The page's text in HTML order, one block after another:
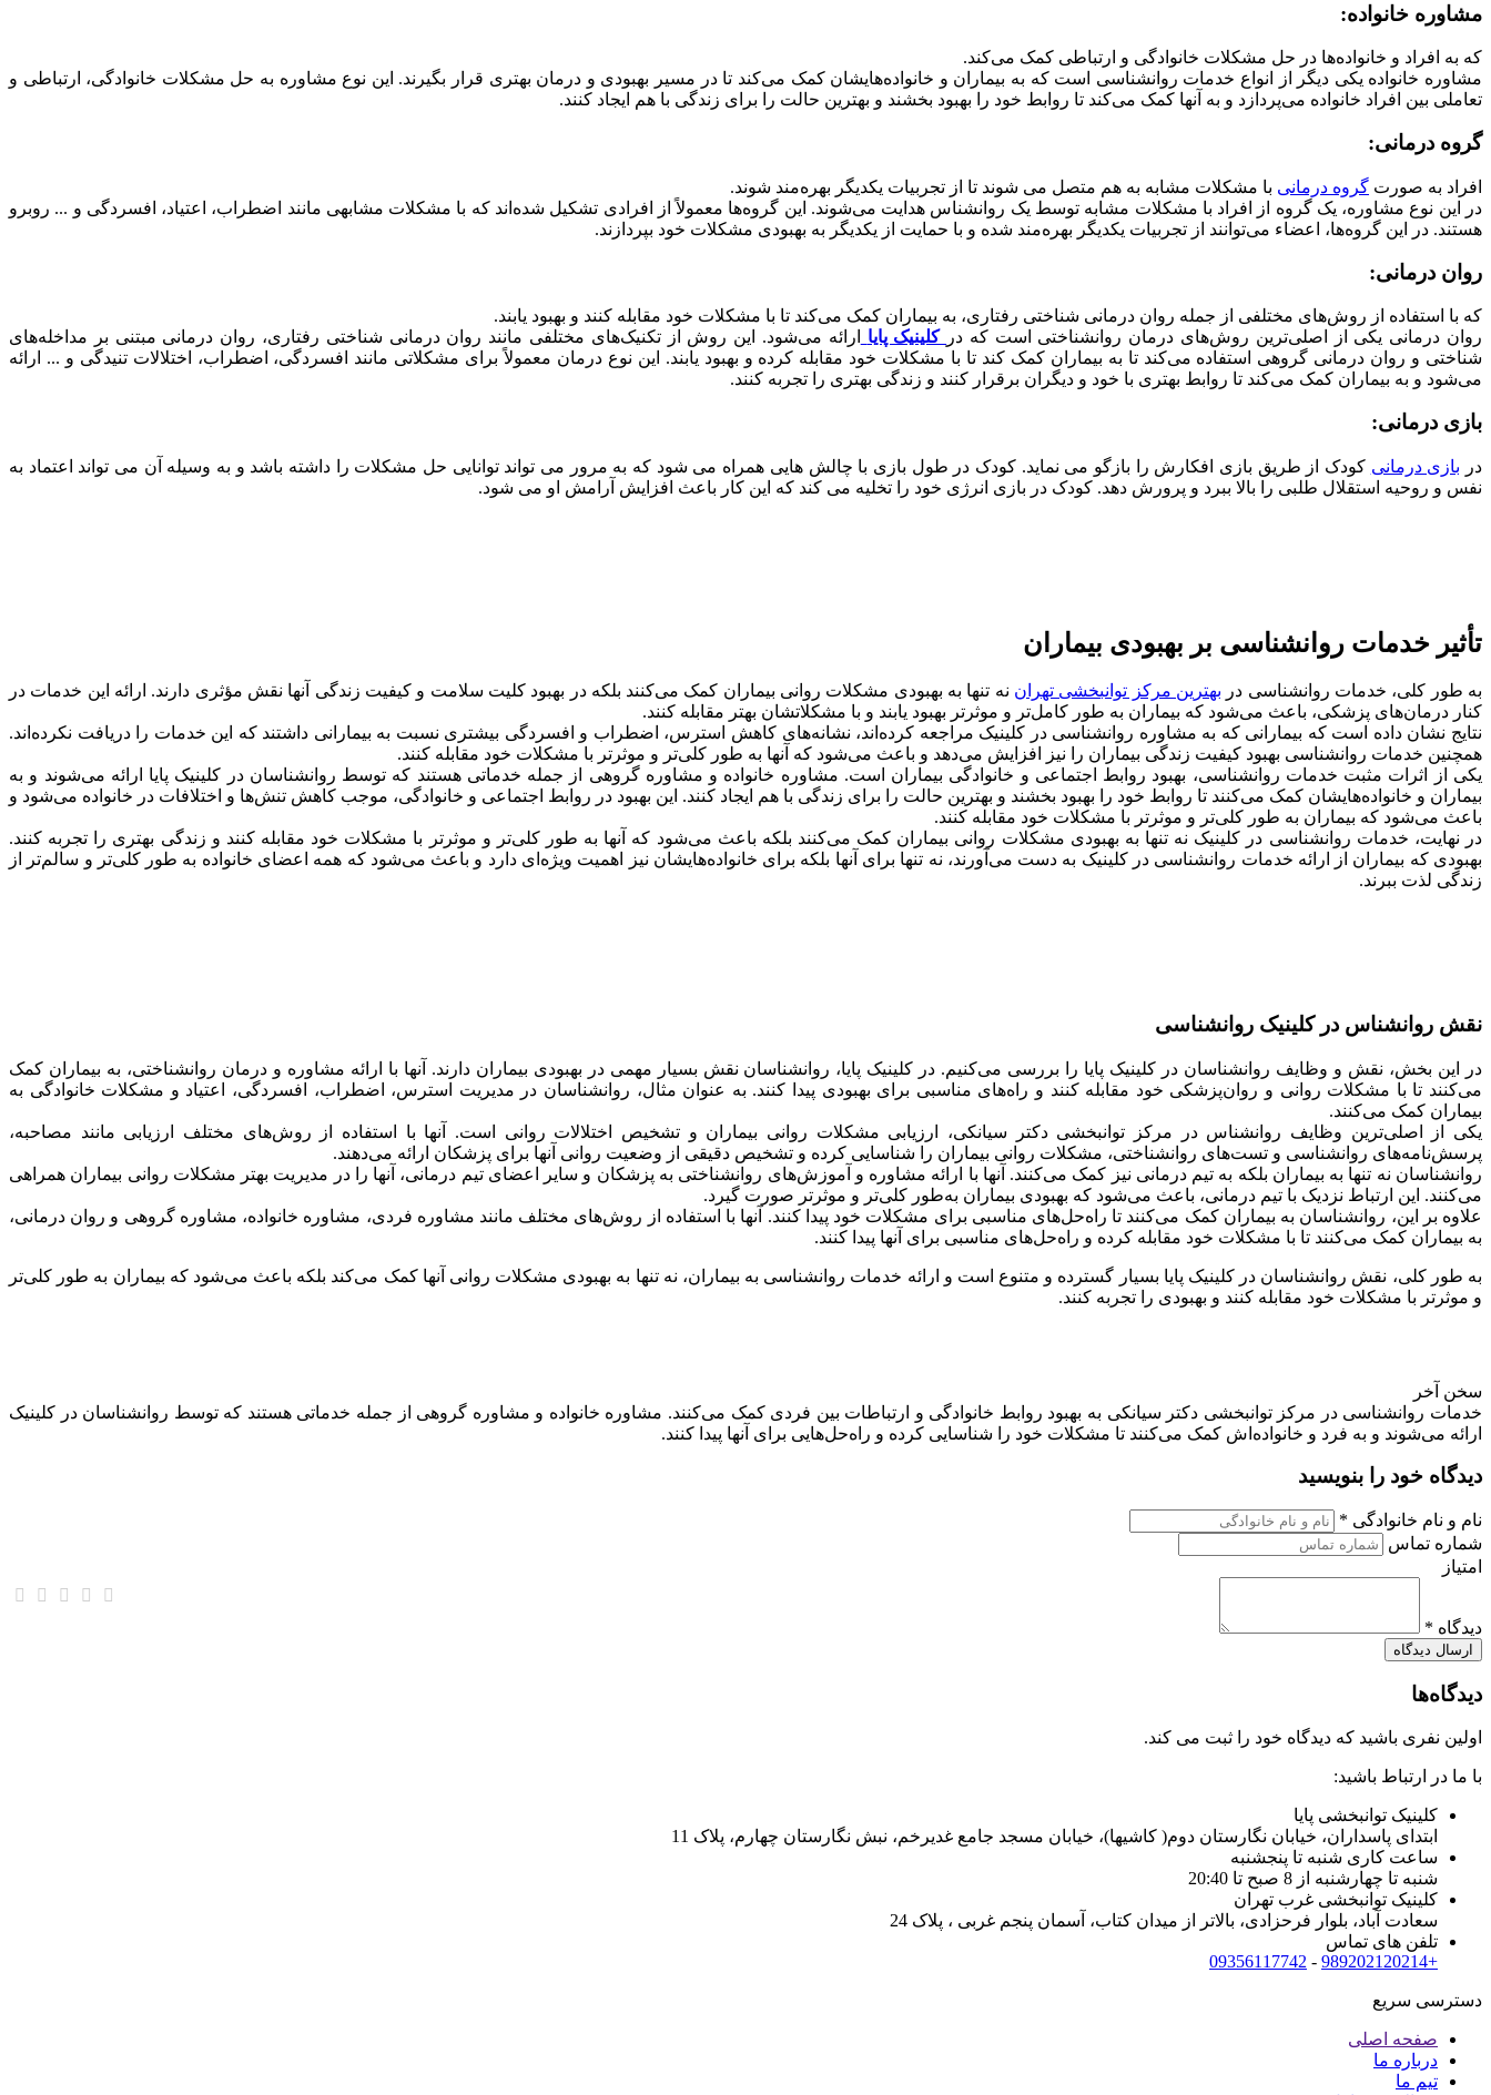
مشاوره خانواده:
که به افراد و خانواده‌ها در حل مشکلات خانوادگی و ارتباطی کمک می‌کند.
مشاوره خانواده یکی دیگر از انواع خدمات روانشناسی است که به بیماران و خانواده‌هایشان کمک می‌کند تا در مسیر بهبودی و درمان بهتری قرار بگیرند. این نوع مشاوره به حل مشکلات خانوادگی، ارتباطی و
تعاملی بین افراد خانواده می‌پردازد و به آنها کمک می‌کند تا روابط خود را بهبود بخشند و بهترین حالت را برای زندگی با هم ایجاد کنند.
گروه درمانی:
افراد به صورت گروه درمانی با مشکلات مشابه به هم متصل می شوند تا از تجربیات یکدیگر بهره‌مند شوند.
در این نوع مشاوره، یک گروه از افراد با مشکلات مشابه توسط یک روانشناس هدایت می‌شوند. این گروه‌ها معمولاً از افرادی تشکیل شده‌اند که با مشکلات مشابهی مانند اضطراب، اعتیاد، افسردگی و ... روبرو
هستند. در این گروه‌ها، اعضاء می‌توانند از تجربیات یکدیگر بهره‌مند شده و با حمایت از یکدیگر به بهبودی مشکلات خود بپردازند.
روان درمانی:
که با استفاده از روش‌های مختلفی از جمله روان درمانی شناختی رفتاری، به بیماران کمک می‌کند تا با مشکلات خود مقابله کنند و بهبود یابند.
روان درمانی یکی از اصلی‌ترین روش‌های درمان روانشناختی است که در کلینیک‌ پایا
ارائه می‌شود. این روش از تکنیک‌های مختلفی مانند روان درمانی شناختی رفتاری، روان درمانی مبتنی بر مداخله‌های
شناختی و روان درمانی گروهی استفاده می‌کند تا به بیماران کمک کند تا با مشکلات خود مقابله کرده و بهبود یابند. این نوع درمان معمولاً برای مشکلاتی مانند افسردگی، اضطراب، اختلالات تنیدگی و ... ارائه
می‌شود و به بیماران کمک می‌کند تا روابط بهتری با خود و دیگران برقرار کنند و زندگی بهتری را تجربه کنند.
بازی درمانی:
در بازی درمانی کودک از طریق بازی افکارش را بازگو می نماید. کودک در طول بازی با چالش هایی همراه می شود که به مرور می تواند توانایی حل مشکلات را داشته باشد و به وسیله آن می تواند اعتماد به
نفس و روحیه استقلال طلبی را بالا ببرد و پرورش دهد. کودک در بازی انرژی خود را تخلیه می کند که این کار باعث افزایش آرامش او می شود.
تأثیر خدمات روانشناسی بر بهبودی بیماران
به طور کلی، خدمات روانشناسی در بهترین مرکز توانبخشی تهران نه تنها به بهبودی مشکلات روانی بیماران کمک می‌کنند بلکه در بهبود کلیت سلامت و کیفیت زندگی آنها نقش مؤثری دارند. ارائه این خدمات در
کنار درمان‌های پزشکی، باعث می‌شود که بیماران به طور کامل‌تر و موثرتر بهبود یابند و با مشکلاتشان بهتر مقابله کنند.
نتایج نشان داده است که بیمارانی که به مشاوره روانشناسی در کلینیک مراجعه کرده‌اند، نشانه‌های کاهش استرس، اضطراب و افسردگی بیشتری نسبت به بیمارانی داشتند که این خدمات را دریافت نکرده‌اند.
همچنین خدمات روانشناسی بهبود کیفیت زندگی بیماران را نیز افزایش می‌دهد و باعث می‌شود که آنها به طور کلی‌تر و موثرتر با مشکلات خود مقابله کنند.
یکی از اثرات مثبت خدمات روانشناسی، بهبود روابط اجتماعی و خانوادگی بیماران است. مشاوره خانواده و مشاوره گروهی از جمله خدماتی هستند که توسط روانشناسان در کلینیک پایا ارائه می‌شوند و به
بیماران و خانواده‌هایشان کمک می‌کنند تا روابط خود را بهبود بخشند و بهترین حالت را برای زندگی با هم ایجاد کنند. این بهبود در روابط اجتماعی و خانوادگی، موجب کاهش تنش‌ها و اختلافات در خانواده می‌شود و
باعث می‌شود که بیماران به طور کلی‌تر و موثرتر با مشکلات خود مقابله کنند.
در نهایت، خدمات روانشناسی در کلینیک‌ نه تنها به بهبودی مشکلات روانی بیماران کمک می‌کنند بلکه باعث می‌شود که آنها به طور کلی‌تر و موثرتر با مشکلات خود مقابله کنند و زندگی بهتری را تجربه کنند.
بهبودی که بیماران از ارائه خدمات روانشناسی در کلینیک‌ به دست می‌آورند، نه تنها برای آنها بلکه برای خانواده‌هایشان نیز اهمیت ویژه‌ای دارد و باعث می‌شود که همه اعضای خانواده به طور کلی‌تر و سالم‌تر از
زندگی لذت ببرند.
نقش روانشناس در کلینیک روانشناسی
در این بخش، نقش و وظایف روانشناسان در کلینیک پایا‌ را بررسی می‌کنیم. در کلینیک‌ پایا، روانشناسان نقش بسیار مهمی در بهبودی بیماران دارند. آنها با ارائه مشاوره و درمان روانشناختی، به بیماران کمک
می‌کنند تا با مشکلات روانی و روان‌پزشکی خود مقابله کنند و راه‌های مناسبی برای بهبودی پیدا کنند. به عنوان مثال، روانشناسان در مدیریت استرس، اضطراب، افسردگی، اعتیاد و مشکلات خانوادگی به
بیماران کمک می‌کنند.
یکی از اصلی‌ترین وظایف روانشناس در مرکز توانبخشی دکتر سیانکی، ارزیابی مشکلات روانی بیماران و تشخیص اختلالات روانی است. آنها با استفاده از روش‌های مختلف ارزیابی مانند مصاحبه،
پرسش‌نامه‌های روانشناسی و تست‌های روانشناختی، مشکلات روانی بیماران را شناسایی کرده و تشخیص دقیقی از وضعیت روانی آنها برای پزشکان ارائه می‌دهند.
روانشناسان نه تنها به بیماران بلکه به تیم درمانی نیز کمک می‌کنند. آنها با ارائه مشاوره و آموزش‌های روانشناختی به پزشکان و سایر اعضای تیم درمانی، آنها را در مدیریت بهتر مشکلات روانی بیماران همراهی
می‌کنند. این ارتباط نزدیک با تیم درمانی، باعث می‌شود که بهبودی بیماران به‌طور کلی‌تر و موثرتر صورت گیرد.
علاوه بر این، روانشناسان به بیماران کمک می‌کنند تا راه‌حل‌های مناسبی برای مشکلات خود پیدا کنند. آنها با استفاده از روش‌های مختلف مانند مشاوره فردی، مشاوره خانواده، مشاوره گروهی و روان درمانی،
به بیماران کمک می‌کنند تا با مشکلات خود مقابله کرده و راه‌حل‌های مناسبی برای آنها پیدا کنند.
به طور کلی، نقش روانشناسان در کلینیک‌ پایا بسیار گسترده و متنوع است و ارائه خدمات روانشناسی به بیماران، نه تنها به بهبودی مشکلات روانی آنها کمک می‌کند بلکه باعث می‌شود که بیماران به طور کلی‌تر
و موثرتر با مشکلات خود مقابله کنند و بهبودی را تجربه کنند.
سخن آخر
خدمات روانشناسی در مرکز توانبخشی دکتر سیانکی به بهبود روابط خانوادگی و ارتباطات بین فردی کمک می‌کنند. مشاوره خانواده و مشاوره گروهی از جمله خدماتی هستند که توسط روانشناسان در کلینیک‌
ارائه می‌شوند و به فرد و خانواده‌اش کمک می‌کنند تا مشکلات خود را شناسایی کرده و راه‌حل‌هایی برای آنها پیدا کنند.
دیدگاه خود را بنویسید
نام و نام خانوادگی *
شماره تماس
امتیاز
دیدگاه *
دیدگاه‌ها
اولین نفری باشید که دیدگاه خود را ثبت می کند.
با ما در ارتباط باشید:
کلینیک توانبخشی پایا
ابتدای پاسداران، خیابان نگارستان دوم( کاشیها)، خیابان مسجد جامع غدیرخم، نبش نگارستان چهارم، پلاک 11
ساعت کاری شنبه تا پنجشنبه
شنبه تا چهارشنبه از 8 صبح تا 20:40
کلینیک توانبخشی غرب تهران
سعادت آباد، بلوار فرحزادی، بالاتر از میدان کتاب، آسمان پنجم غربی ، پلاک 24
تلفن های تماس
+989202120214
-
09356117742
دسترسی سریع
صفحه اصلی
درباره ما
تیم ما